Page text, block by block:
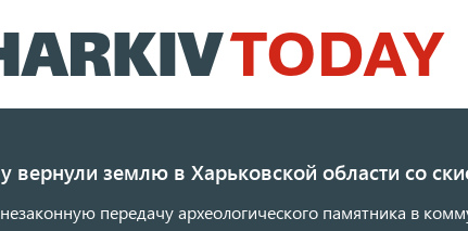
к
основному
вернули землю в Харьковской области со
передачу археологического памятника в